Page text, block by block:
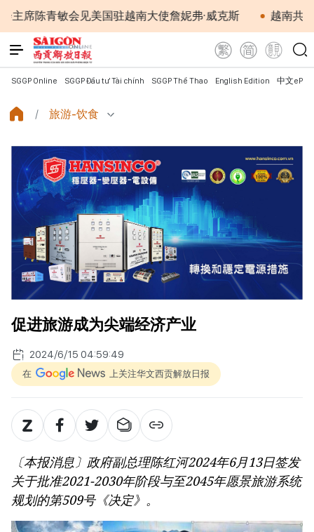
青敏会见美国驻越南大使詹妮弗·威克斯 越南共产党中央
SGGP Online SGGP Đầu tư Tài chính SGGP Thể Thao English Edition 中文
旅游-饮食
促进旅游成为尖端经济产业
2024/6/15 04:59:49
在 上关注华文西贡解放日报
〔本报消息〕政府副总理陈红河2024年6月13日签发
关于批准2021-2030年阶段与至2045年愿景旅游系统
规划的第509号《决定》。